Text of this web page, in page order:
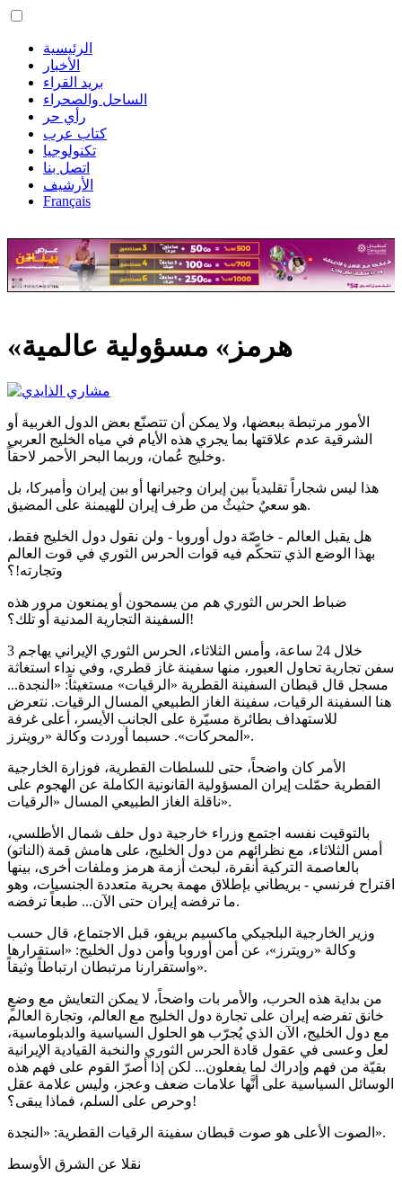
الرئيسية
الأخبار
بريد القراء
الساحل والصحراء
رأي حر
كتاب عرب
تكنولوجيا
اتصل بنا
الأرشيف
Français
«هرمز» مسؤولية عالمية
الأمور مرتبطة ببعضها، ولا يمكن أن تتصنّع بعض الدول الغربية أو
الشرقية عدم علاقتها بما يجري هذه الأيام في مياه الخليج العربي
وخليج عُمان، وربما البحر الأحمر لاحقاً.
هذا ليس شجاراً تقليدياً بين إيران وجيرانها أو بين إيران وأميركا، بل
هو سعيٌ حثيثٌ من طرف إيران للهيمنة على المضيق.
هل يقبل العالم - خاصّة دول أوروبا - ولن نقول دول الخليج فقط،
بهذا الوضع الذي تتحكّم فيه قوات الحرس الثوري في قوت العالم
وتجارته!؟
ضباط الحرس الثوري هم من يسمحون أو يمنعون مرور هذه
السفينة التجارية المدنية أو تلك؟!
خلال 24 ساعة، وأمس الثلاثاء، الحرس الثوري الإيراني يهاجم 3
سفن تجارية تحاول العبور، منها سفينة غاز قطري، وفي نداء استغاثة
مسجل قال قبطان السفينة القطرية «الرقيات» مستغيثاً: «النجدة...
هنا السفينة الرقيات، سفينة الغاز الطبيعي المسال الرقيات. نتعرض
للاستهداف بطائرة مسيّرة على الجانب الأيسر، أعلى غرفة
المحركات». حسبما أوردت وكالة «رويترز».
الأمر كان واضحاً، حتى للسلطات القطرية، فوزارة الخارجية
القطرية حمّلت إيران المسؤولية القانونية الكاملة عن الهجوم على
ناقلة الغاز الطبيعي المسال «الرقيات».
بالتوقيت نفسه اجتمع وزراء خارجية دول حلف شمال الأطلسي،
أمس الثلاثاء، مع نظرائهم من دول الخليج، على هامش قمة (الناتو)
بالعاصمة التركية أنقرة، لبحث أزمة هرمز وملفات أخرى، بينها
اقتراح فرنسي - بريطاني بإطلاق مهمة بحرية متعددة الجنسيات، وهو
ما ترفضه إيران حتى الآن... طبعاً ترفضه.
وزير الخارجية البلجيكي ماكسيم بريفو، قبل الاجتماع، قال حسب
وكالة «رويترز»، عن أمن أوروبا وأمن دول الخليج: «استقرارها
واستقرارنا مرتبطان ارتباطاً وثيقاً».
من بداية هذه الحرب، والأمر بات واضحاً، لا يمكن التعايش مع وضعٍ
خانق تفرضه إيران على تجارة دول الخليج مع العالم، وتجارة العالم
مع دول الخليج، الآن الذي يُجرّب هو الحلول السياسية والدبلوماسية،
لعل وعسى في عقول قادة الحرس الثوري والنخبة القيادية الإيرانية
بقيّة من فهم وإدراك لما يفعلون... لكن إذا أصرّ القوم على فهم هذه
الوسائل السياسية على أنَّها علامات ضعف وعجز، وليس علامة عقل
وحرص على السلم، فماذا يبقى؟!
الصوت الأعلى هو صوت قبطان سفينة الرقيات القطرية: «النجدة».
نقلا عن الشرق الأوسط